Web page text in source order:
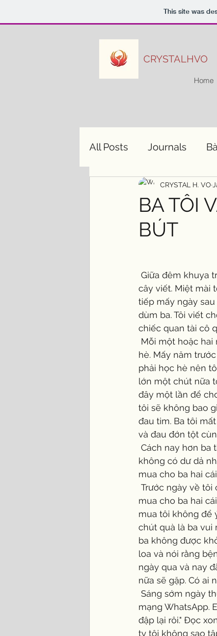
This site was
CRYSTALHVO
Home
All Posts Journals
BA TÔI
BÚT
CRYSTAL H. VO
cây viết. Miệt mài
tiếp mấy ngày
dùm ba. Tôi viết
chiếc quan tài cô
hè. Mấy năm
phải học hè nên
lớn một chút nữa
đây một lần để
tôi sẽ không bao
đau tim. Ba tôi
và đau đớn tột
không có dư dả
mua cho ba hai
mua cho ba hai
mua tôi không để
chút quà là ba vui
ba không được
loa và nói rằng
ngày qua và nay
nữa sẽ gặp. Có ai
mạng WhatsApp.
đập lại rôi." Đọc
ty tôi không sao